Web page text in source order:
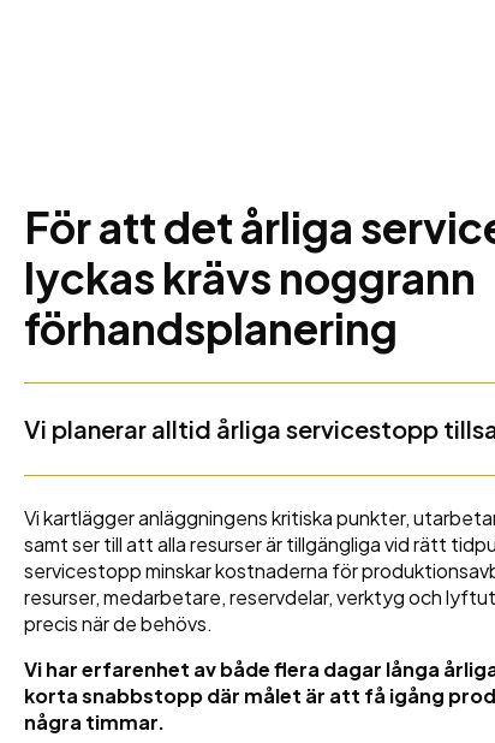
För att det årliga
lyckas krävs noggrann
förhandsplanering
Vi planerar alltid årliga servicestopp
Vi kartlägger anläggningens kritiska punkter,
samt ser till att alla resurser är tillgängliga vid rätt
servicestopp minskar kostnaderna för
resurser, medarbetare, reservdelar, verktyg och
precis när de behövs.
Vi har erfarenhet av både flera dagar långa
korta snabbstopp där målet är att få igång
några timmar.